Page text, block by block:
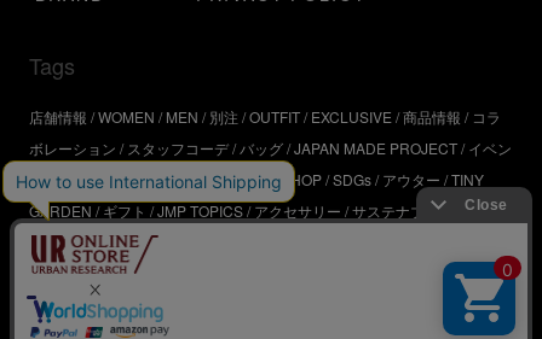
BRAND
Tags
店舗情報 WOMEN MEN 別注 OUTFIT EXCLUSIVE 商品情報
コラ
ボレーション
スタッフコーデ バッグ JAPAN MADE PROJECT イベン
ト アウトドア インタビュー WORKSHOP SDGs アウター TINY
GARDEN
ギフト JMP TOPICS アクセサリー サステナブル
UR
SDGs
ジュエリー
ア URBS